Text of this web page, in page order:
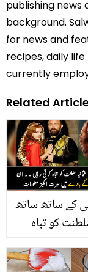
publishing
background.
for news and
recipes, daily
currently
Related
کے ساتھ ساتھ
کو تباہ
کے بارے